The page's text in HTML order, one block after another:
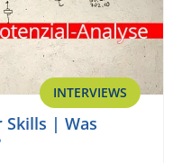
INTERVIEWS
| Was